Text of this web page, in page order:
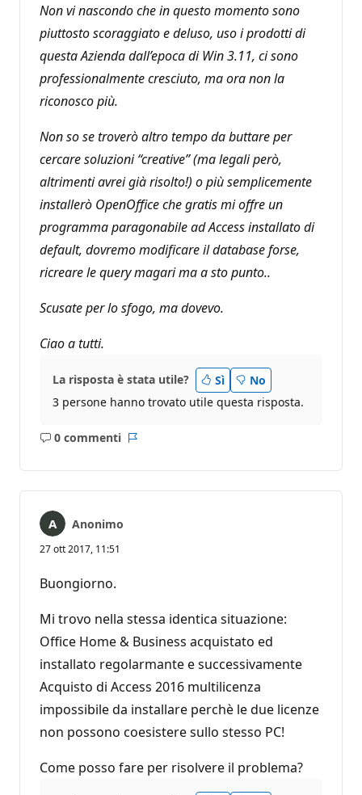
Non vi nascondo che in questo momento sono
piuttosto scoraggiato e deluso, uso i prodotti di
questa Azienda dall’epoca di Win 3.11, ci sono
professionalmente cresciuto, ma ora non la
riconosco più.
Non so se troverò altro tempo da buttare per
cercare soluzioni “creative” (ma legali però,
altrimenti avrei già risolto!) o più semplicemente
installerò OpenOffice che gratis mi offre un
programma paragonabile ad Access installato di
default, dovremo modificare il database forse,
ricreare le query magari ma a sto punto..
Scusate per lo sfogo, ma dovevo.
Ciao a tutti.
La risposta è stata utile? Sì
No
3 persone hanno trovato utile questa risposta.
0 commenti
Nessun
Anonimo
27 ott 2017, 11:51
Buongiorno.
Mi trovo nella stessa identica situazione:
Office Home & Business acquistato ed
installato regolarmante e successivamente
Acquisto di Access 2016 multilicenza
impossibile da installare perchè le due licenze
non possono coesistere sullo stesso PC!
Come posso fare per risolvere il problema?